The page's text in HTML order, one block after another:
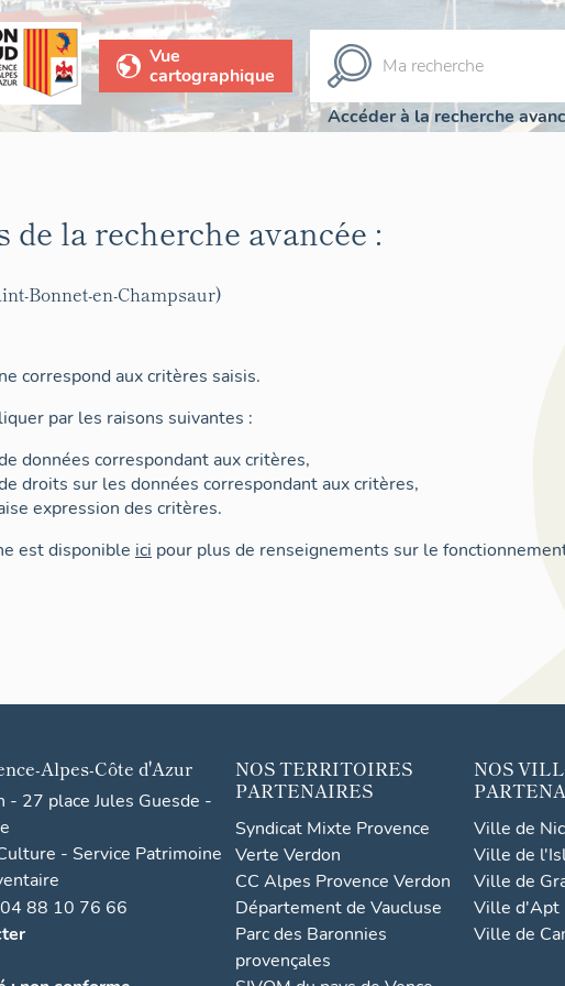
Vue
cartographique
Accéder à la recherche
de la recherche avancée :
Bonnet-en-Champsaur)
correspond aux critères saisis.
par les raisons suivantes :
données correspondant aux critères,
droits sur les données correspondant aux critères,
expression des critères.
est disponible ici pour plus de renseignements sur le
Alpes-Côte d'Azur
- 27 place Jules Guesde -
- Service Patrimoine
88 10 76 66
NOS TERRITOIRES
PARTENAIRES
Syndicat Mixte Provence
Verte Verdon
CC Alpes Provence Verdon
Département de Vaucluse
Parc des Baronnies
provençales
NOS
Ville de
Ville de
Ville de
Ville d'Apt
Ville de